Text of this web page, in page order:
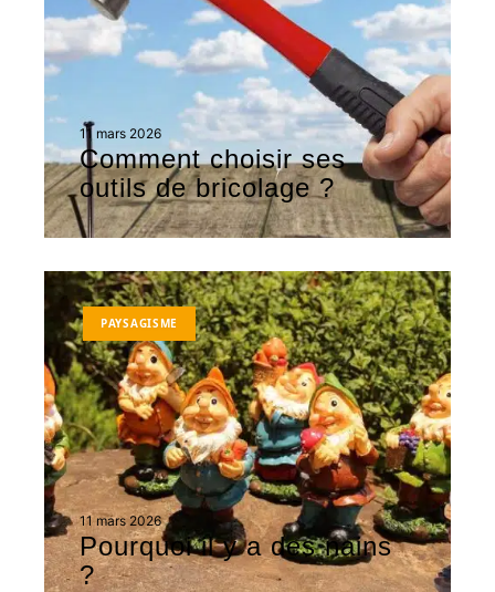
11 mars 2026
Comment choisir ses
outils de bricolage ?
PAYSAGISME
11 mars 2026
Pourquoi il y a des nains
?